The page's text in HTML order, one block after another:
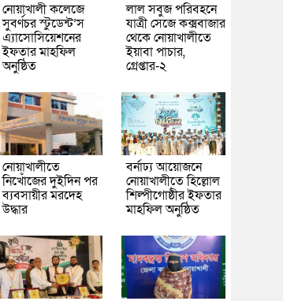
নোয়াখালী কলেজে
সুবর্ণচর স্টুডেন্ট’স
এ্যাসোসিয়েশনের
ইফতার মাহফিল
অনুষ্ঠিত
লাল সবুজ পরিবহনে
যাত্রী সেজে কক্সবাজার
থেকে নোয়াখালীতে
ইয়াবা পাচার,
গ্রেপ্তার-২
নোয়াখালীতে
নিখোঁজের দুইদিন পর
ব্যবসায়ীর মরদেহ
উদ্ধার
বর্নাঢ্য আয়োজনে
নোয়াখালীতে হিল্লোল
শিল্পীগোষ্ঠীর ইফতার
মাহফিল অনুষ্ঠিত